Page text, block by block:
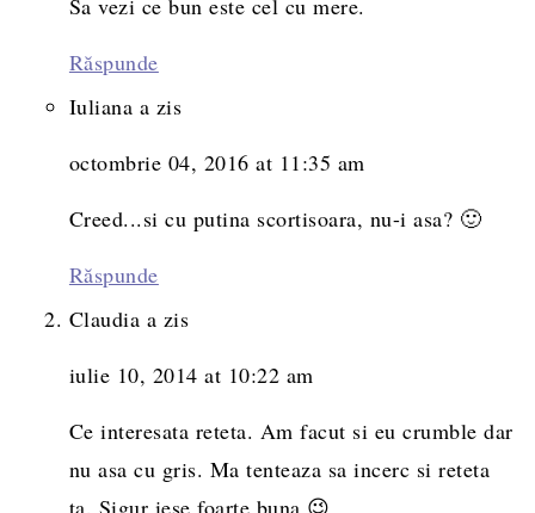
Sa vezi ce bun este cel cu mere.
Răspunde
Iuliana a zis
octombrie 04, 2016 at 11:35 am
Creed...si cu putina scortisoara, nu-i asa? 🙂
Răspunde
Claudia a zis
iulie 10, 2014 at 10:22 am
Ce interesata reteta. Am facut si eu crumble dar
nu asa cu gris. Ma tenteaza sa incerc si reteta